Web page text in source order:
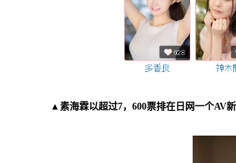
▲素海霖以超过7，600票排在日网一个AV